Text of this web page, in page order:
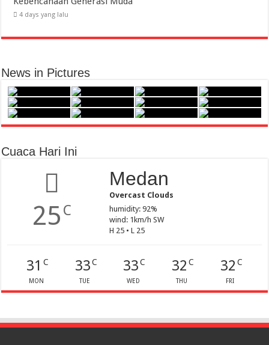
4 days yang lalu
News in Pictures
Cuaca Hari Ini
25 C
Medan
Overcast Clouds
humidity: 92%
wind: 1km/h SW
H 25 • L 25
31 C
MON
33C
TUE
33 C
WED
32 C
THU
32 C
FRI